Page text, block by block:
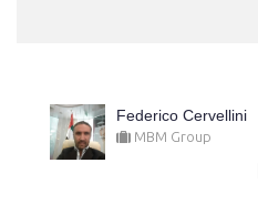
Federico Cervellini
MBM Group